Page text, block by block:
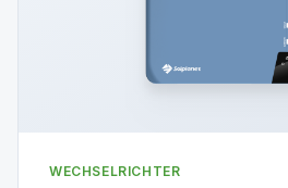
WECHSELRICHTER